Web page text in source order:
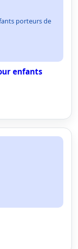
porteurs de
enfants